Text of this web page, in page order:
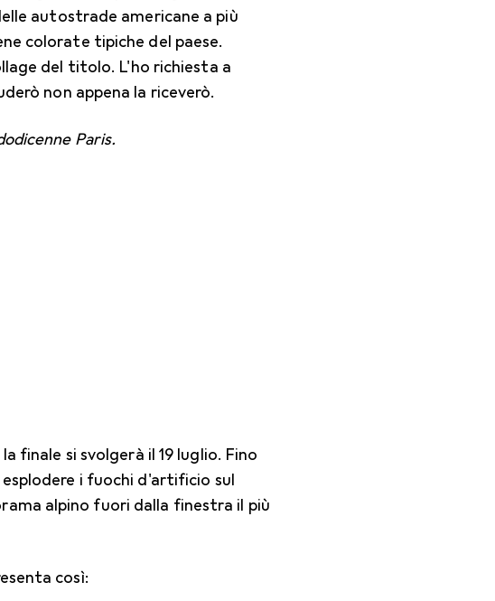
autostrade americane a più
colorate tipiche del paese.
del titolo. L'ho richiesta a
non appena la riceverò.
Paris.
finale si svolgerà il 19 luglio. Fino
i fuochi d'artificio sul
alpino fuori dalla finestra il più
così: